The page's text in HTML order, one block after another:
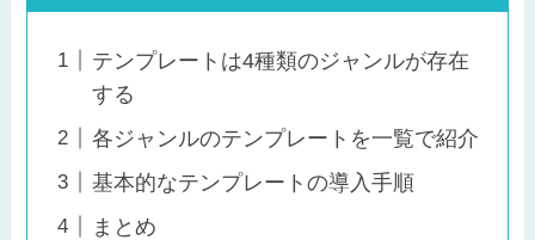
テンプレートは4種類のジャンルが存在
する
各ジャンルのテンプレートを一覧で紹介
基本的なテンプレートの導入手順
まとめ